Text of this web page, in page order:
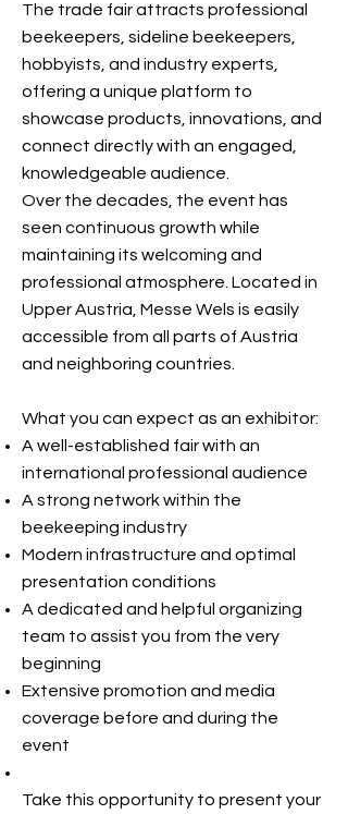
The trade fair attracts professional
beekeepers, sideline beekeepers,
hobbyists, and industry experts,
offering a unique platform to
showcase products, innovations, and
connect directly with an engaged,
knowledgeable audience.
Over the decades, the event has
seen continuous growth while
maintaining its welcoming and
professional atmosphere. Located in
Upper Austria, Messe Wels is easily
accessible from all parts of Austria
and neighboring countries.
What you can expect as an exhibitor:
A well-established fair with an
international professional audience
A strong network within the
beekeeping industry
Modern infrastructure and optimal
presentation conditions
A dedicated and helpful organizing
team to assist you from the very
beginning
Extensive promotion and media
coverage before and during the
event
Take this opportunity to present your